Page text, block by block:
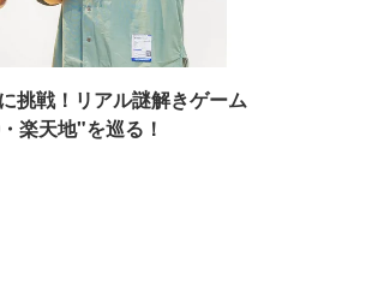
挑戦！リアル謎解きゲーム
楽天地"を巡る！